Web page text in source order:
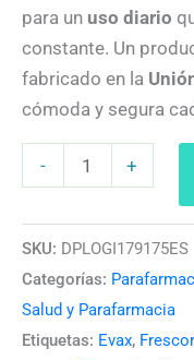
para un uso diario
constante. Un
fabricado en la
cómoda y segura
- +
SKU: DPLOGI179175ES
Categorías:
Salud y Parafarmacia
Etiquetas: Evax,